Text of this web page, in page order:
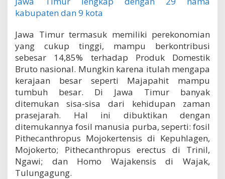
kabupaten dan 9 kota
Jawa Timur termasuk memiliki perekonomian
yang cukup tinggi, mampu berkontribusi
sebesar 14,85% terhadap Produk Domestik
Bruto nasional. Mungkin karena itulah mengapa
kerajaan besar seperti Majapahit mampu
tumbuh besar. Di Jawa Timur banyak
ditemukan sisa-sisa dari kehidupan zaman
prasejarah. Hal ini dibuktikan dengan
ditemukannya fosil manusia purba, seperti: fosil
Pithecanthropus Mojokertensis di Kepuhlagen,
Mojokerto; Pithecanthropus erectus di Trinil,
Ngawi; dan Homo Wajakensis di Wajak,
Tulungagung.